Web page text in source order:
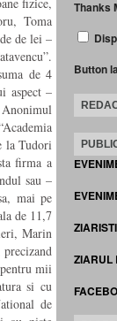
Toma
de lei –
de 4
aspect –
la Tudori
firma a
sau –
mai pe
de 11,7
Marin
mii
si cu
de
Thanks
Button
ZIARUL